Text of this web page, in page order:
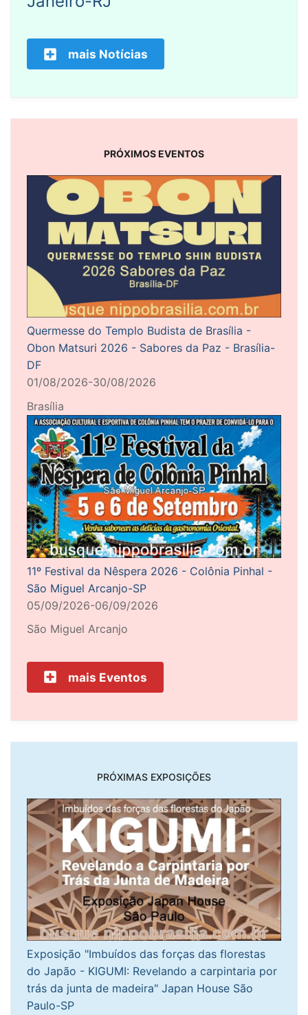
mais Notícias
PRÓXIMOS EVENTOS
Quermesse do Templo Budista de Brasília -
Obon Matsuri 2026 - Sabores da Paz - Brasília-
DF
01/08/2026-30/08/2026
Brasília
11º Festival da Nêspera 2026 - Colônia Pinhal -
São Miguel Arcanjo-SP
05/09/2026-06/09/2026
São Miguel Arcanjo
mais Eventos
PRÓXIMAS EXPOSIÇÕES
Exposição "Imbuídos das forças das florestas
do Japão - KIGUMI: Revelando a carpintaria por
trás da junta de madeira" Japan House São
Paulo-SP